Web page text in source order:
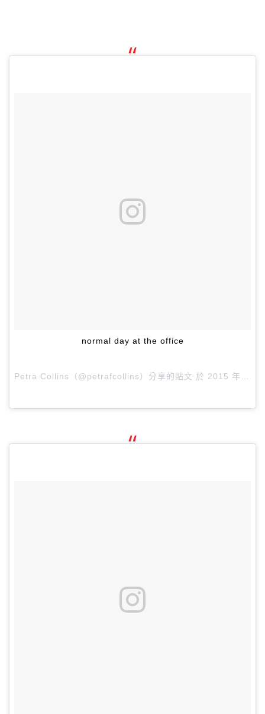
normal day at the office
Petra Collins（@petrafcollins）分享的貼文 於 2015 年 9月 月 24 9:57上午 PDT